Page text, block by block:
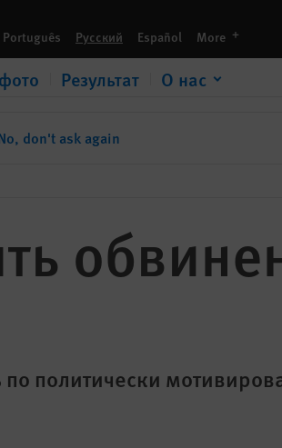
Português Русский Español More languages
Результат О нас
don't ask again
политически